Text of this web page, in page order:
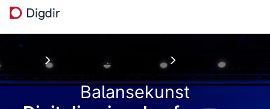
Arrangementsoversikt
Digitaliseringskonferansen 2026
Balansekunst